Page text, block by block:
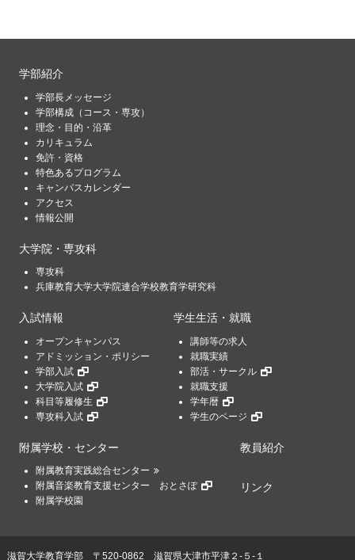
学部紹介
学部長メッセージ
学部構成（コース・専攻）
理念・目的・沿革
カリキュラム
免許・資格
特色あるプログラム
キャンパスカレンダー
アクセス
情報公開
大学院・専攻科
専攻科
兵庫教育大学大学院連合学校教育学研究科
入試情報
オープンキャンパス
アドミッション・ポリシー
学部入試
大学院入試
科目等履修生
専攻科入試
学生生活・就職
講師等の求人
就職実績
部活・サークル
就職支援
学年暦
学生のページ
附属学校・センター
附属教育実践総合センター
附属音楽教育支援センター おとさぽ
附属学校園
教員紹介
リンク
滋賀大学教育学部〒520-0862 滋賀県大津市平津２-５-１